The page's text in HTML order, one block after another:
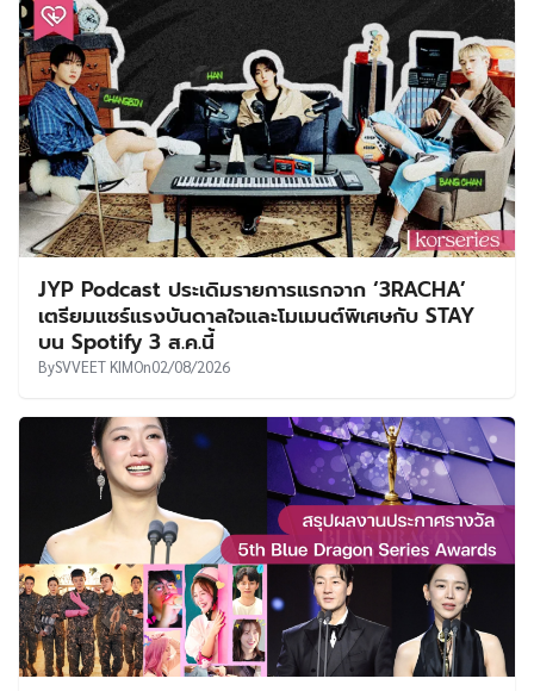
JYP Podcast ประเดิมรายการแรกจาก ‘3RACHA’
เตรียมแชร์แรงบันดาลใจและโมเมนต์พิเศษกับ STAY
บน Spotify 3 ส.ค.นี้
BySVVEET KIMOn02/08/2026